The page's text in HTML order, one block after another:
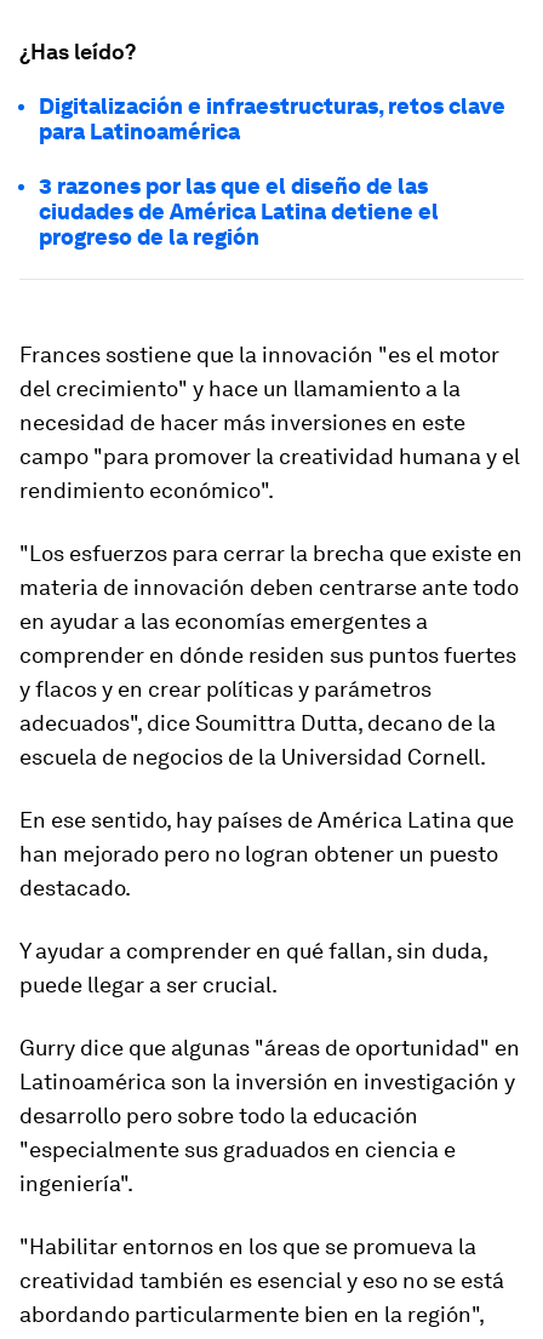
¿Has leído?
Digitalización e infraestructuras, retos clave
para Latinoamérica
3 razones por las que el diseño de las
ciudades de América Latina detiene el
progreso de la región
Frances sostiene que la innovación "es el motor
del crecimiento" y hace un llamamiento a la
necesidad de hacer más inversiones en este
campo "para promover la creatividad humana y el
rendimiento económico".
"Los esfuerzos para cerrar la brecha que existe en
materia de innovación deben centrarse ante todo
en ayudar a las economías emergentes a
comprender en dónde residen sus puntos fuertes
y flacos y en crear políticas y parámetros
adecuados", dice Soumittra Dutta, decano de la
escuela de negocios de la Universidad Cornell.
En ese sentido, hay países de América Latina que
han mejorado pero no logran obtener un puesto
destacado.
Y ayudar a comprender en qué fallan, sin duda,
puede llegar a ser crucial.
Gurry dice que algunas "áreas de oportunidad" en
Latinoamérica son la inversión en investigación y
desarrollo pero sobre todo la educación
"especialmente sus graduados en ciencia e
ingeniería".
"Habilitar entornos en los que se promueva la
creatividad también es esencial y eso no se está
abordando particularmente bien en la región",